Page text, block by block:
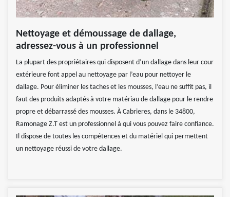
Nettoyage et démoussage de dallage,
adressez-vous à un professionnel
La plupart des propriétaires qui disposent d’un dallage dans leur cour
extérieure font appel au nettoyage par l’eau pour nettoyer le
dallage. Pour éliminer les taches et les mousses, l’eau ne suffit pas, il
faut des produits adaptés à votre matériau de dallage pour le rendre
propre et débarrassé des mousses. À Cabrieres, dans le 34800,
Ramonage Z.T est un professionnel à qui vous pouvez faire confiance.
Il dispose de toutes les compétences et du matériel qui permettent
un nettoyage réussi de votre dallage.